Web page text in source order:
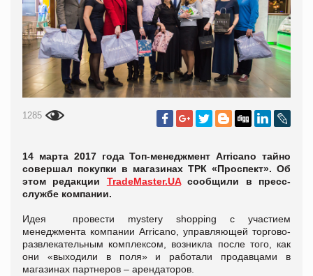
1285
14 марта 2017 года Топ-менеджмент Arricano тайно
совершал покупки в магазинах ТРК «Проспект». Об
этом редакции TradeMaster.UAсообщили в пресс-
службе компании.
Идея провести mystery shopping с участием
менеджмента компании Arricano, управляющей торгово-
развлекательным комплексом, возникла после того, как
они «выходили в поля» и работали продавцами в
магазинах партнеров – арендаторов.